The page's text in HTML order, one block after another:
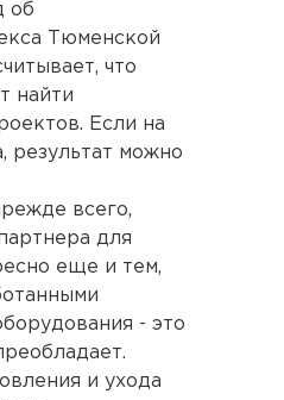
об
Тюменской
что
найти
Если на
результат можно
всего,
для
еще и тем,
- это
и ухода